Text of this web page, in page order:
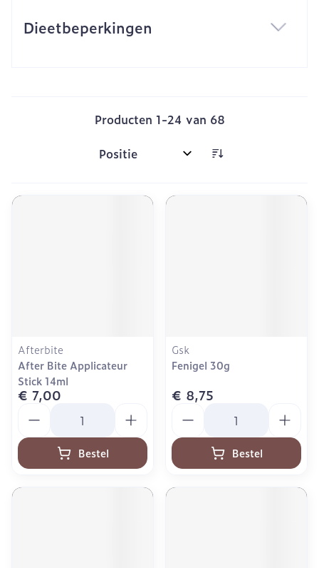
Dieetbeperkingen
Producten 1-24 van 68
Sorteer op:
Afterbite
After Bite Applicateur
Stick 14ml
€ 7,00
Bestel
Gsk
Fenigel 30g
€ 8,75
Bestel